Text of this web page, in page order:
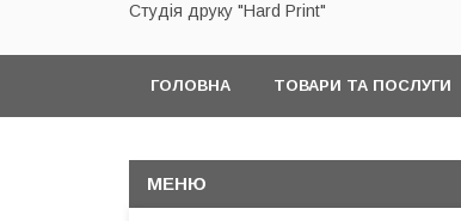
Студія друку "Hard Print"
ГОЛОВНА ТОВАРИ ТА ПОСЛУГИ